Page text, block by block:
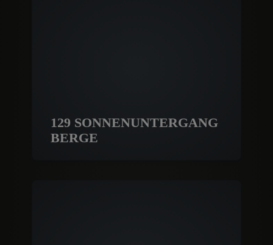
129 SONNENUNTERGANG
BERGE